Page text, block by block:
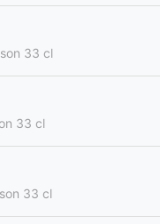
33 cl
33 cl
33 cl